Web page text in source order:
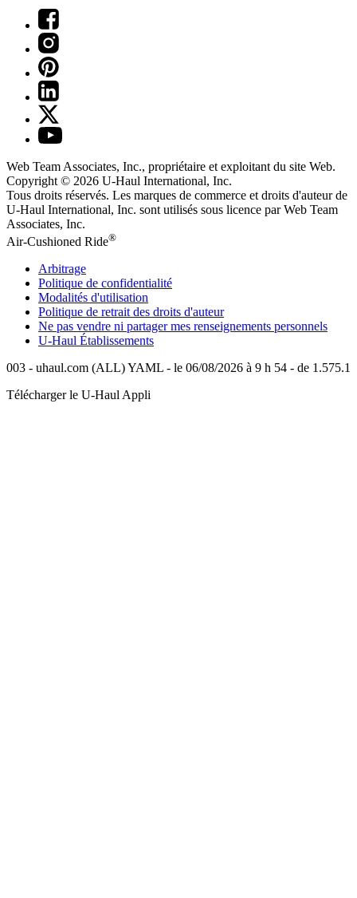
Web Team Associates, Inc., propriétaire et exploitant du site Web.
Copyright © 2026 U-Haul International, Inc.
Tous droits réservés. Les marques de commerce et droits d'auteur de
U-Haul International, Inc. sont utilisés sous licence par Web Team
Associates, Inc.
Air-Cushioned Ride®
Arbitrage
Politique de confidentialité
Modalités d'utilisation
Politique de retrait des droits d'auteur
Ne pas vendre ni partager mes renseignements personnels
U-Haul Établissements
003 - uhaul.com (ALL) YAML - le 06/08/2026 à 9 h 54 - de 1.575.1
Télécharger le U-Haul Appli